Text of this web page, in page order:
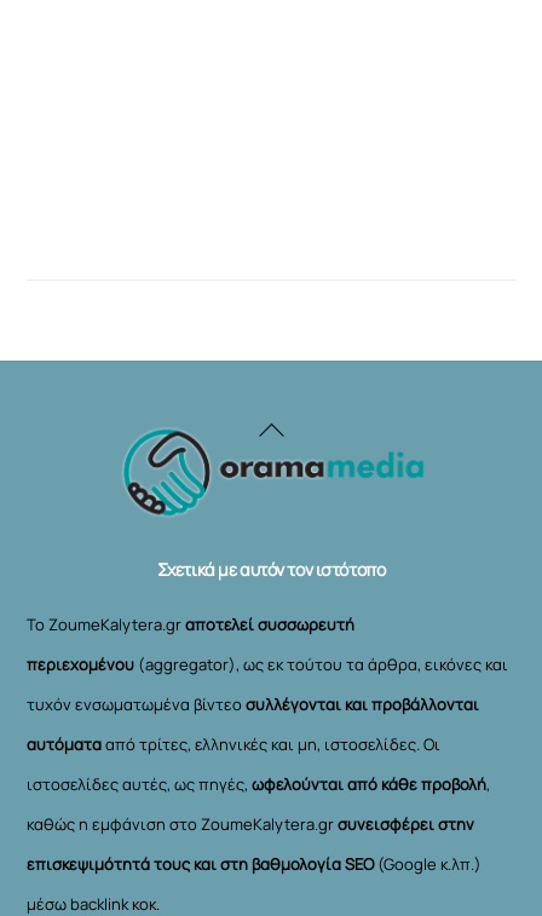
Back
To
Σχετικά με αυτόν τον ιστότοπο
Το ZoumeKalytera.grαποτελεί συσσωρευτή
περιεχομένου (aggregator), ως εκ τούτου τα άρθρα, εικόνες και
τυχόν ενσωματωμένα βίντεοσυλλέγονται και προβάλλονται
αυτόματααπό τρίτες, ελληνικές και μη, ιστοσελίδες. Οι
ιστοσελίδες αυτές, ως πηγές,ωφελούνται από κάθε προβολή,
καθώς η εμφάνιση στο ZoumeKalytera.grσυνεισφέρει στην
επισκεψιμότητά τους και στη βαθμολογία SEO(Google κ.λπ.)
μέσω backlink κοκ.